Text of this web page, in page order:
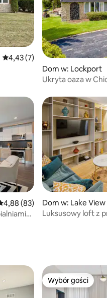
Średnia ocena: 4,43 na 5,
4,43 (7)
Dom w: Lockport
Ukryta oaza w
ocena: 4,88 na 5, liczba
4,88 (83)
Dom w: Lake View
Luksusowy loft z
gości Wybór gości
Wybór gości